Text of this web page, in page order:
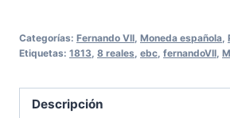
Categorías: Fernando VII Moneda española
Etiquetas: 1813 8 reales ebc fernandoVII
Descripción